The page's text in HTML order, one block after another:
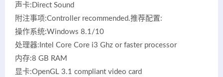
声卡:Direct Sound
附注事项:Controller recommended.推荐配置:
操作系统:Windows 8.1/10
处理器:Intel Core Core i3 Ghz or faster processor
内存:8 GB RAM
显卡:OpenGL 3.1 compliant video card